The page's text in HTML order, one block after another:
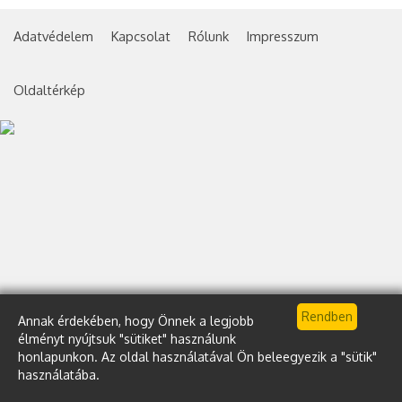
Annak érdekében, hogy Önnek a legjobb
élményt nyújtsuk "sütiket" használunk
honlapunkon. Az oldal használatával Ön beleegyezik a "sütik"
használatába.
Adatvédelem Kapcsolat Rólunk Impresszum
Oldaltérkép